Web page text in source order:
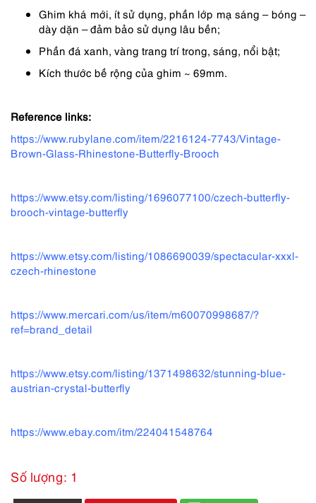
443,000 ₫.
Ghim khá mới, ít sử dụng, phần lớp mạ sáng – bóng –
dày dặn – đảm bảo sử dụng lâu bền;
Phần đá xanh, vàng trang trí trong, sáng, nổi bật;
Kích thước bề rộng của ghim ~ 69mm.
Reference links:
https://www.rubylane.com/item/2216124-7743/Vintage-
Brown-Glass-Rhinestone-Butterfly-Brooch
https://www.etsy.com/listing/1696077100/czech-butterfly-
brooch-vintage-butterfly
https://www.etsy.com/listing/1086690039/spectacular-xxxl-
czech-rhinestone
https://www.mercari.com/us/item/m60070998687/?
ref=brand_detail
https://www.etsy.com/listing/1371498632/stunning-blue-
austrian-crystal-butterfly
https://www.ebay.com/itm/224041548764
Số lượng: 1